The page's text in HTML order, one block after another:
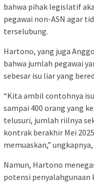
bahwa pihak legislatif
pegawai non-ASN agar
terselubung.
Hartono, yang juga
bahwa jumlah pegawai
sebesar isu liar yang
“Kita ambil contohnya
sampai 400 orang yang
telusuri, jumlah riilnya
kontrak berakhir Mei
memuaskan,”
Namun, Hartono
potensi penyalahgunaan